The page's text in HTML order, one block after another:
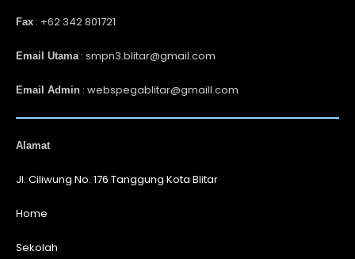
Fax : +62 342 801721
Email Utama: smpn3.blitar@gmail.com
Email Admin : webspegablitar@gmaill.com
Alamat
Jl. Ciliwung No. 176 Tanggung Kota Blitar
Home
Sekolah